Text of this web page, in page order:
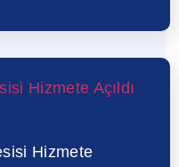
Hizmete